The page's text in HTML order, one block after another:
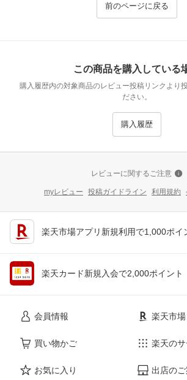
前のページに戻る
この商品を購入している
購入履歴内の対象商品のレビュー投稿リンクより
ださい。
購入履歴
レビューに関するご注意
myレビュー 投稿ガイドライン 利用規約
楽天市場アプリ新規利用で1,000ポイ
楽天カード新規入会で2,000ポイント
会員情報
買い物かご
お気に入り
楽天市
楽天の
出店の